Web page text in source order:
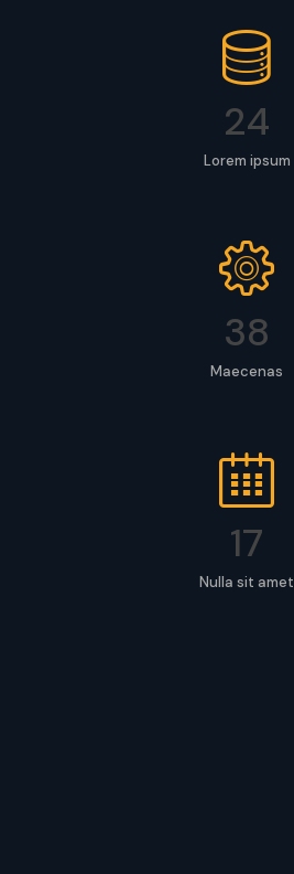
24
Lorem ipsum
38
Maecenas
17
Nulla sit amet